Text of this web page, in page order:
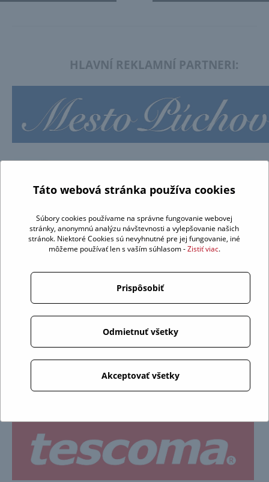
HLAVNÍ REKLAMNÍ PARTNERI:
Táto webová stránka používa cookies
Súbory cookies používame na správne fungovanie webovej
stránky, anonymnú analýzu návštevnosti a vylepšovanie našich
stránok. Niektoré Cookies sú nevyhnutné pre jej fungovanie, iné
môžeme používať len s vaším súhlasom -Zistiť viac.
Prispôsobiť
Odmietnuť všetky
Akceptovať všetky